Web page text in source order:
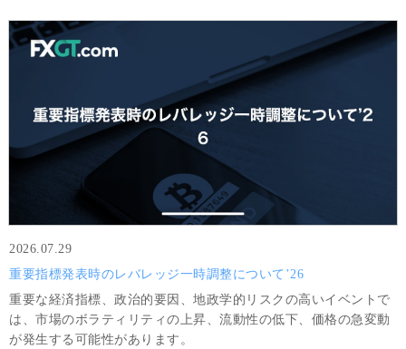
た利益は、6GTLot（＝600,000 USD相当額）以上の取引と最低8
回の取引を完了した場合に限り出金可能です。
2026.07.29
重要指標発表時のレバレッジ一時調整について’26
重要な経済指標、政治的要因、地政学的リスクの高いイベントで
は、市場のボラティリティの上昇、流動性の低下、価格の急変動
が発生する可能性があります。